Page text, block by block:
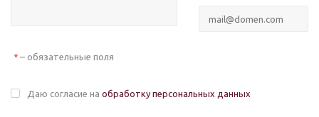
* – обязательные поля
Даю согласие на обработку персональных данных